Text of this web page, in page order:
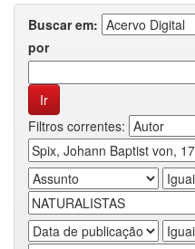
Buscar em:
por
Filtros correntes: